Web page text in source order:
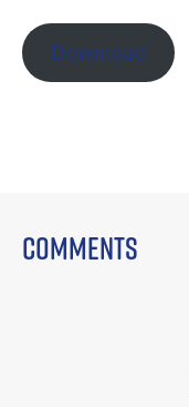
Download
Comments